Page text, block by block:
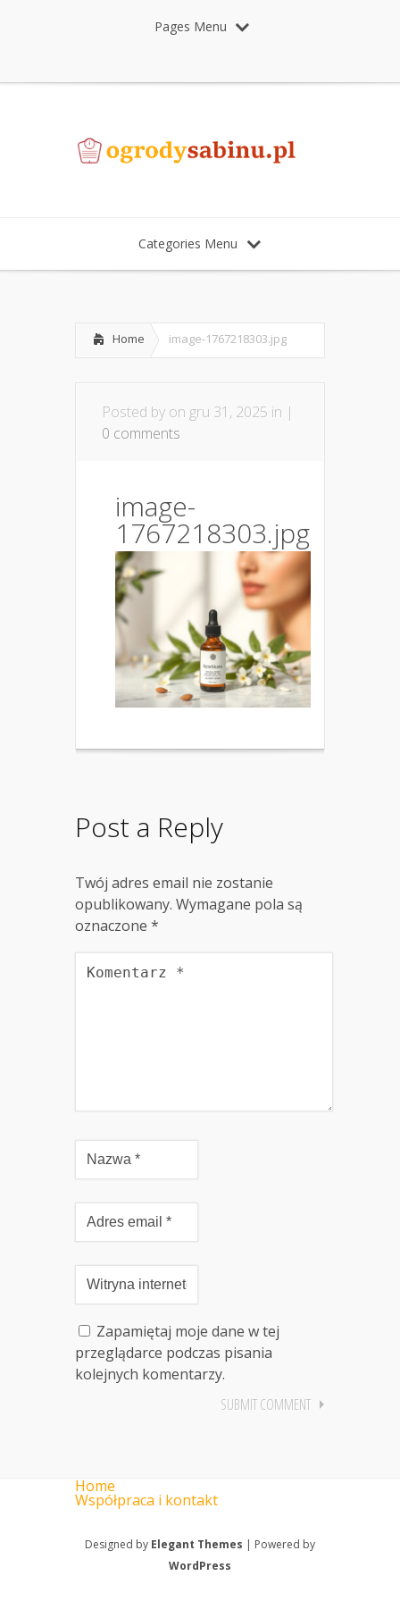
Pages Menu
Categories Menu
Home image-1767218303.jpg
Posted by on gru 31, 2025 in |
0 comments
image-
1767218303.jpg
Post a Reply
Twój adres email nie zostanie
opublikowany. Wymagane pola są
oznaczone *
Zapamiętaj moje dane w tej
przeglądarce podczas pisania
kolejnych komentarzy.
Home
Współpraca i kontakt
Designed by Elegant Themes | Powered by
WordPress